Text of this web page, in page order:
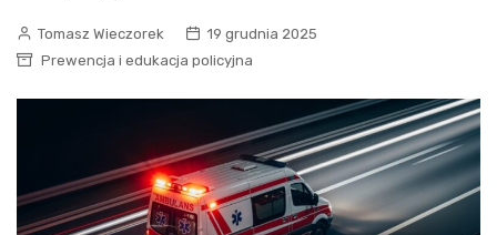
Tomasz Wieczorek
19 grudnia 2025
Prewencja i edukacja policyjna